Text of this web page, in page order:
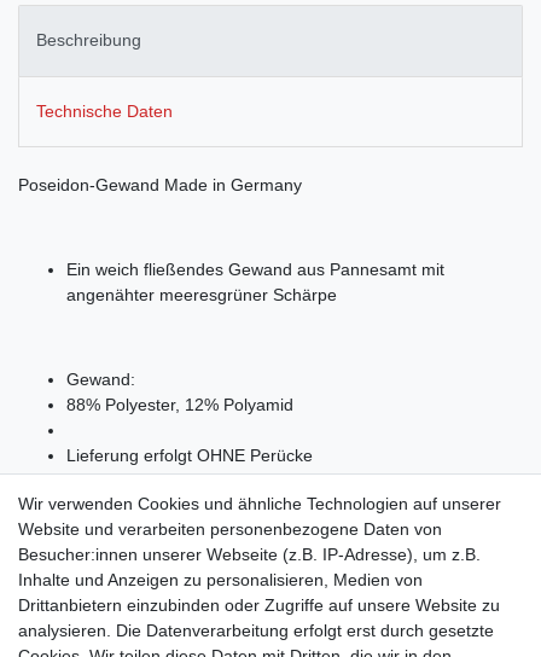
Beschreibung
Technische Daten
Poseidon-Gewand Made in Germany
Ein weich fließendes Gewand aus Pannesamt mit
angenähter meeresgrüner Schärpe
Gewand:
88% Polyester, 12% Polyamid
Lieferung erfolgt OHNE Perücke
Shop
Wir verwenden Cookies und ähnliche Technologien auf unserer
Website und verarbeiten personenbezogene Daten von
Besucher:innen unserer Webseite (z.B. IP-Adresse), um z.B.
Inhalte und Anzeigen zu personalisieren, Medien von
Drittanbietern einzubinden oder Zugriffe auf unsere Website zu
analysieren. Die Datenverarbeitung erfolgt erst durch gesetzte